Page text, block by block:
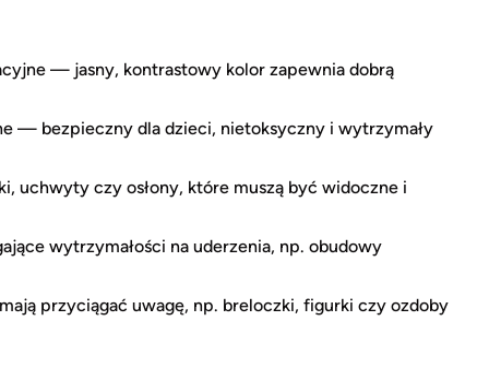
— jasny, kontrastowy kolor zapewnia dobrą
— bezpieczny dla dzieci, nietoksyczny i wytrzymały
uchwyty czy osłony, które muszą być widoczne i
wytrzymałości na uderzenia, np. obudowy
przyciągać uwagę, np. breloczki, figurki czy ozdoby